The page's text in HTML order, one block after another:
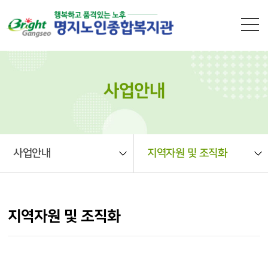
사업안내
사업안내 지역자원 및 조직화
지역자원 및 조직화